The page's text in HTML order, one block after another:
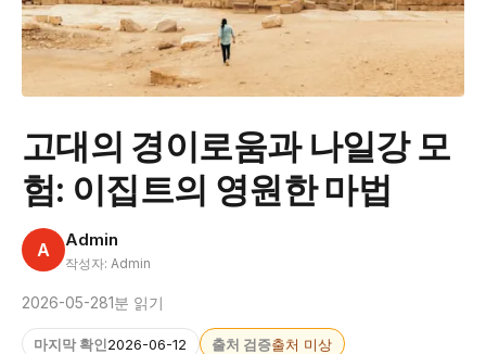
고대의 경이로움과 나일강 모
험: 이집트의 영원한 마법
A Admin
작성자: Admin
2026-05-281분 읽기
마지막 확인2026-06-12 출처 검증출처 미상